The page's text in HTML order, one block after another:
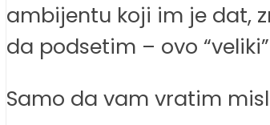
ambijentu koji im je dat,
da podsetim – ovo
Samo da vam vratim